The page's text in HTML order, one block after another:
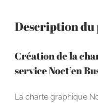
Description du
Création de la
service Noct’en
La charte graphique